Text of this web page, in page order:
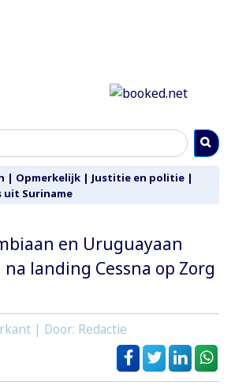
| Opmerkelijk | Justitie en politie |
uit Suriname
en Uruguayaan
landing Cessna op Zorg
| Door: Redactie